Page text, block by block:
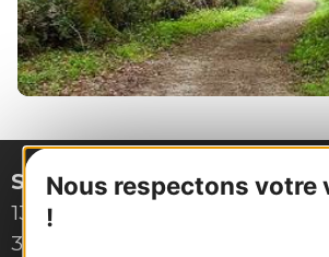
Nous respectons votre
!
Site de Montpellier
132, boulevard Pénélope
34000 Montpellier